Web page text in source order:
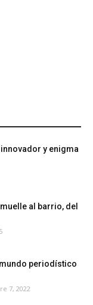
y enigma
al barrio, del
periodístico
7, 2022